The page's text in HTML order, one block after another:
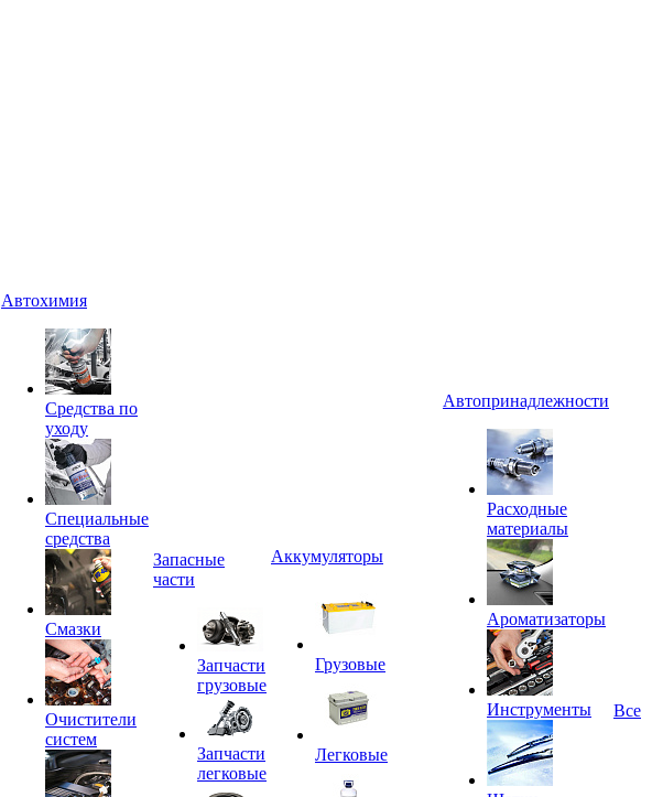
Автохимия
Средства по
уходу
Специальные
средства
Смазки
Очистители
систем
Запасные
части
Запчасти
грузовые
Запчасти
легковые
Аккумуляторы
Грузовые
Легковые
Автопринадлежности
Расходные
материалы
Ароматизаторы
Инструменты Все